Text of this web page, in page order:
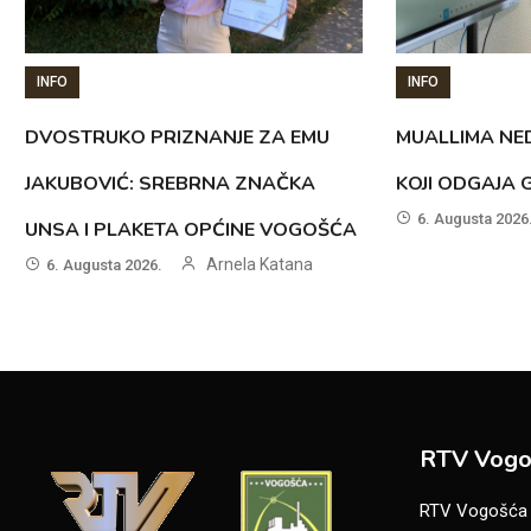
INFO
DVOSTRUKO PRIZNANJE ZA EMU
JAKUBOVIĆ: SREBRNA ZNAČKA
UNSA I PLAKETA OPĆINE VOGOŠĆA
6. Augusta 2026. Arnela Katana
INFO
MUALLIMA
KOJI ODGAJA
6. Augusta 2026.
RTV
RTV